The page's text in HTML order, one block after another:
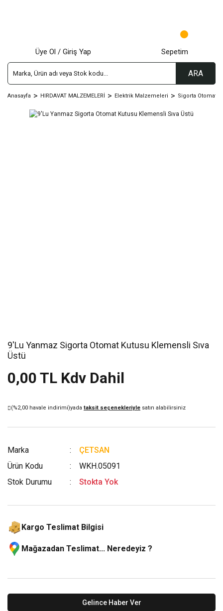
ARA
Üye Ol / Giriş Yap Sepetim
Anasayfa HIRDAVAT MALZEMELERİ Elektrik Malzemeleri Sigorta Otomat
9'Lu Yanmaz Sigorta Otomat Kutusu Klemensli Sıva
Üstü
0,00 TL Kdv Dahil
(%2,00 havale indirimi)yada taksit seçenekleriyle satın alabilirsiniz
Marka
ÇETSAN
Ürün Kodu
WKH.05091
Stok Durumu
Stokta Yok
Kargo Teslimat Bilgisi
Mağazadan Teslimat... Neredeyiz ?
Gelince Haber Ver